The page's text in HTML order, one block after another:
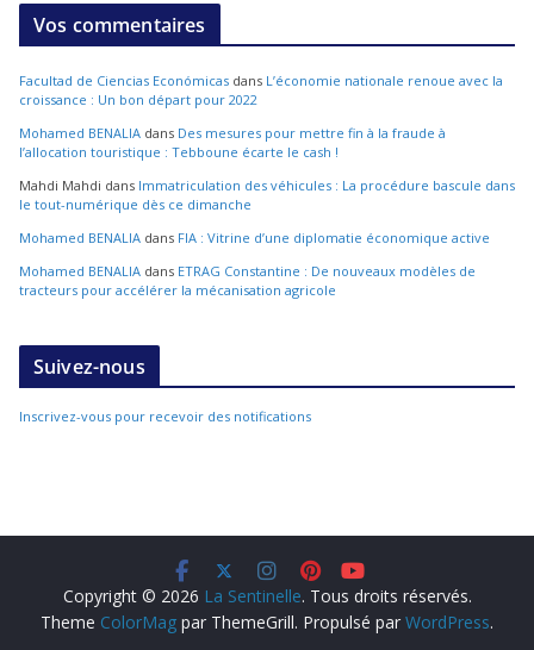
Vos commentaires
Facultad de Ciencias Económicas dans L’économie nationale renoue avec la
croissance : Un bon départ pour 2022
Mohamed BENALIA dans Des mesures pour mettre fin à la fraude à
l’allocation touristique : Tebboune écarte le cash !
Mahdi Mahdi dans Immatriculation des véhicules : La procédure bascule dans
le tout-numérique dès ce dimanche
Mohamed BENALIA dans FIA : Vitrine d’une diplomatie économique active
Mohamed BENALIA dans ETRAG Constantine : De nouveaux modèles de
tracteurs pour accélérer la mécanisation agricole
Suivez-nous
Inscrivez-vous pour recevoir des notifications
Copyright © 2026 La Sentinelle. Tous droits réservés.
Theme ColorMag par ThemeGrill. Propulsé par WordPress.